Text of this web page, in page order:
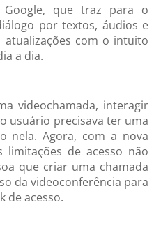
Google, que traz para o
por textos, áudios e
atualizações com o intuito
a dia.
videochamada, interagir
usuário precisava ter uma
nela. Agora, com a nova
limitações de acesso não
que criar uma chamada
da videoconferência para
de acesso.